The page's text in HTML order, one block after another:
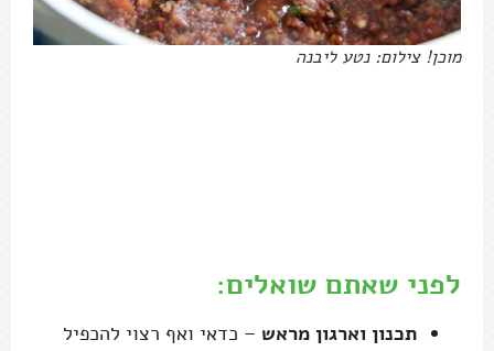
מוכן! צילום: נטע ליבנה
נגלה אחת, תוציאו ואז תשחימו את השנייה.
טבעוני.